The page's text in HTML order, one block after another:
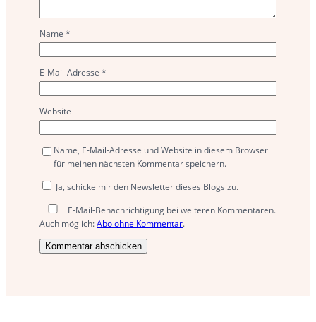
Name *
E-Mail-Adresse *
Website
Name, E-Mail-Adresse und Website in diesem Browser
für meinen nächsten Kommentar speichern.
Ja, schicke mir den Newsletter dieses Blogs zu.
E-Mail-Benachrichtigung bei weiteren Kommentaren.
Auch möglich:Abo ohne Kommentar.